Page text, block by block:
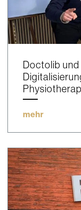
Doctolib
mehr